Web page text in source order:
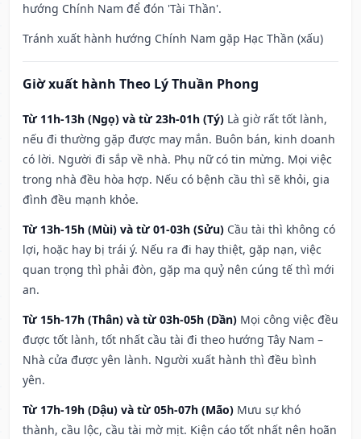
hướng Chính Nam để đón 'Tài Thần'.
Tránh xuất hành hướng Chính Nam gặp Hạc Thần (xấu)
Giờ xuất hành Theo Lý Thuần Phong
Từ 11h-13h (Ngọ) và từ 23h-01h (Tý) Là giờ rất tốt lành,
nếu đi thường gặp được may mắn. Buôn bán, kinh doanh
có lời. Người đi sắp về nhà. Phụ nữ có tin mừng. Mọi việc
trong nhà đều hòa hợp. Nếu có bệnh cầu thì sẽ khỏi, gia
đình đều mạnh khỏe.
Từ 13h-15h (Mùi) và từ 01-03h (Sửu) Cầu tài thì không có
lợi, hoặc hay bị trái ý. Nếu ra đi hay thiệt, gặp nạn, việc
quan trọng thì phải đòn, gặp ma quỷ nên cúng tế thì mới
an.
Từ 15h-17h (Thân) và từ 03h-05h (Dần) Mọi công việc đều
được tốt lành, tốt nhất cầu tài đi theo hướng Tây Nam –
Nhà cửa được yên lành. Người xuất hành thì đều bình
yên.
Từ 17h-19h (Dậu) và từ 05h-07h (Mão) Mưu sự khó
thành, cầu lộc, cầu tài mờ mịt. Kiện cáo tốt nhất nên hoãn